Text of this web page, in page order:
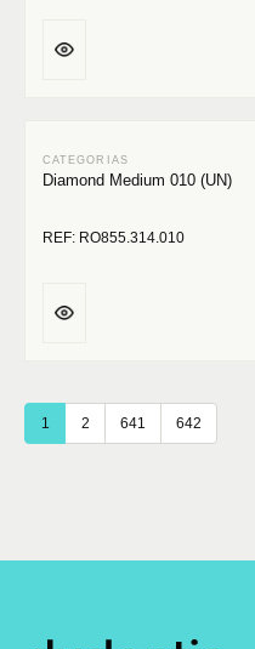
Diamond Medium 010 (UN)
REF: RO855.314.010
1 2 641 642